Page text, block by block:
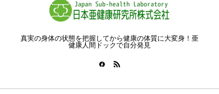
真実の身体の状態を把握してから健康の体質に大変身！亜
健康人間ドックで自分発見